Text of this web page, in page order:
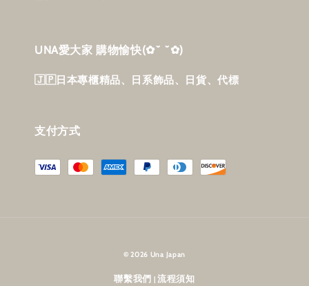
UNA愛大家 購物愉快‎(✿˘ ˘✿)
🇯🇵日本專櫃精品、日系飾品、日貨、代標
支付方式
© 2026 Una Japan
聯繫我們 |流程須知